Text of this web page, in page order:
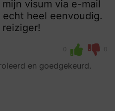
visum via e-mail
heel eenvoudig.
0 0
en goedgekeurd.